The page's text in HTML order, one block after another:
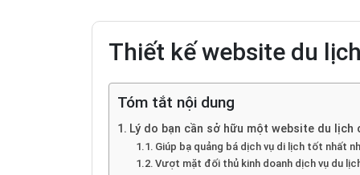
Thiết kế website du
Tóm tắt nội dung
Lý do bạn cần sở hữu một website du lịch
Giúp bạ quảng bá dịch vụ di lịch tốt nhất
Vượt mặt đối thủ kinh doanh dịch vụ du